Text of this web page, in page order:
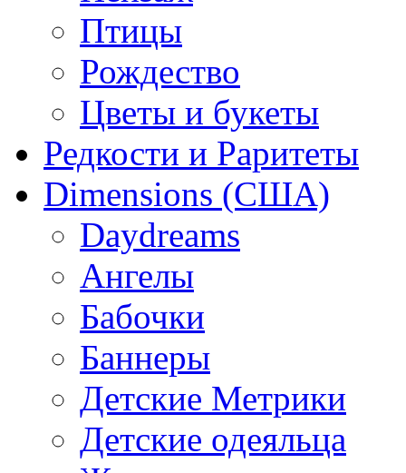
Птицы
Рождество
Цветы и букеты
Редкости и Раритеты
Dimensions (США)
Daydreams
Ангелы
Бабочки
Баннеры
Детские Метрики
Детские одеяльца